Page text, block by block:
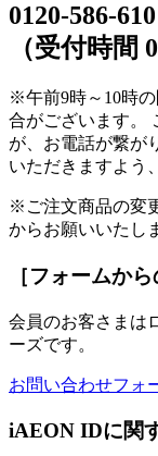
0120-586-610
（受付時間
※午前9時～10時
合がございます。
が、お電話が繋が
いただきますよう
※ご注文商品の変
からお願いいたし
［フォームか
会員のお客さまは
ーズです。
お問い合わせフォ
iAEON IDに関